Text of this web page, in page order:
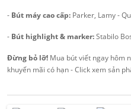
- Bút máy cao cấp: Parker, Lamy -
- Bút highlight & marker:Stabilo
Đừng bỏ lỡ! Mua bút viết ngay hôm
khuyến mãi có hạn - Click xem sản